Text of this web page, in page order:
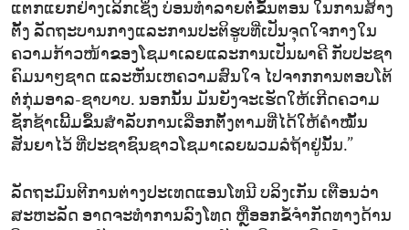
ແຕກແຍກຢ່າງເລິກເຊິ່ງ ບ່ອນທຳລາຍຕໍ່ຂັ້ນຕອນ ໃນການສ້າງ
ຕັ້ງ ລັດຖະບານກາງແລະການປະຕິຮູບທີ່ເປັນຈຸດໃຈກາງໃນ
ຄວາມກ້າວໜ້າຂອງໂຊມາເລຍແລະການເປັນພາຄີ ກັບປະຊາ
ຄົມນາໆຊາດ ແລະຫັນເຫຄວາມສົນໃຈ ໄປຈາກການຕອບໂຕ້
ຕໍ່ກຸ່ມອາລ-ຊາບາບ. ນອກນັ້ນ ມັນຍັງຈະເຮັດໃຫ້ເກີດຄວາມ
ຊັກຊ້າເພີ້ມຂຶ້ນສຳລັບການເລືອກຕັ້ງຕາມທີ່ໄດ້ໃຫ້ຄຳໝັ້ນ
ສັນຍາໄວ້ ທີ່ປະຊາຊົນຊາວໂຊມາເລຍພວມລໍຖ້າຢູ່ນັ້ນ.”
ລັດຖະມົນຕີການຕ່າງປະເທດແອນໂທນີ ບລິງເກັນ ເຕືອນວ່າ
ສະຫະລັດ ອາດຈະທຳການລົງໂທດ ຫຼືອອກຂໍ້ຈຳກັດທາງດ້ານ